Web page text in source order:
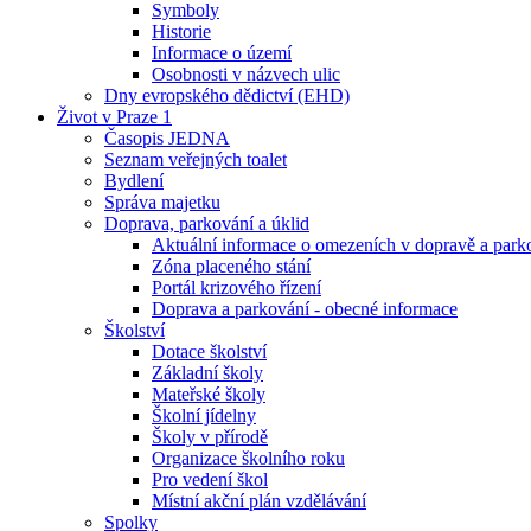
Symboly
Historie
Informace o území
Osobnosti v názvech ulic
Dny evropského dědictví (EHD)
Život v Praze 1
Časopis JEDNA
Seznam veřejných toalet
Bydlení
Správa majetku
Doprava, parkování a úklid
Aktuální informace o omezeních v dopravě a
Zóna placeného stání
Portál krizového řízení
Doprava a parkování - obecné informace
Školství
Dotace školství
Základní školy
Mateřské školy
Školní jídelny
Školy v přírodě
Organizace školního roku
Pro vedení škol
Místní akční plán vzdělávání
Spolky